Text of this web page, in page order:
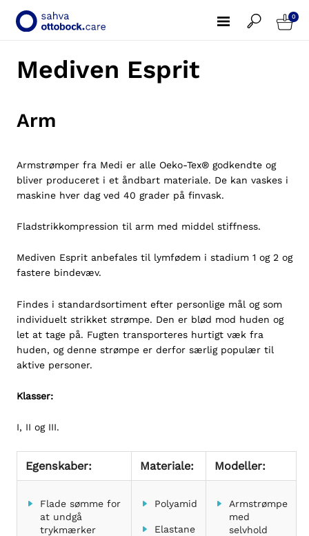
0
Mediven Esprit
Arm
Armstrømper fra Medi er alle Oeko-Tex® godkendte og
bliver produceret i et åndbart materiale. De kan vaskes i
maskine hver dag ved 40 grader på finvask.
Fladstrikkompression til arm med middel stiffness.
Mediven Esprit anbefales til lymfødem i stadium 1 og 2 og
fastere bindevæv.
Findes i standardsortiment efter personlige mål og som
individuelt strikket strømpe. Den er blød mod huden og
let at tage på. Fugten transporteres hurtigt væk fra
huden, og denne strømpe er derfor særlig populær til
aktive personer.
Klasser:
I, II og III.
Egenskaber: Materiale: Modeller:
Flade sømme for
at undgå
trykmærker
Polyamid
Elastane
Armstrømpe
med
selvhold